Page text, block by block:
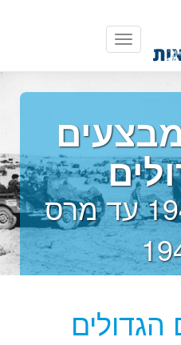
Toggle
navigation
אוגוסט 1948 עד מרס